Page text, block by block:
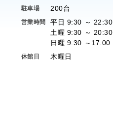
駐車場 200台
営業時間
平日 9:30 ～ 22:30
土曜 9:30 ～ 20:30
日曜 9:30 ～17:00
休館日 木曜日